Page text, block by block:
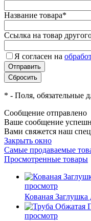
Название товара*
Ссылка на товар
Я согласен на
* - Поля, обязательные
Сообщение отправлено
Ваше сообщение
Вами свяжется наш
Закрыть окно
Самые продаваемые
Просмотренные товары
просмотр
Кованая
просмотр